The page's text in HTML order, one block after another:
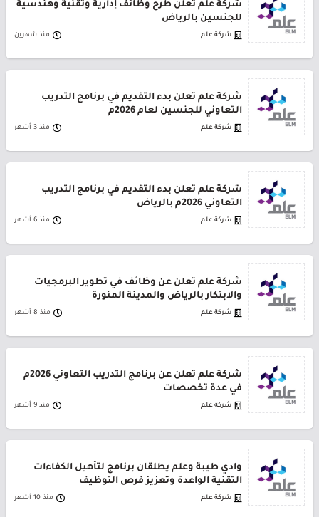
شركة علم تعلن طرح وظائف إدارية وتقنية وهندسية
للجنسين بالرياض
شركة علم منذ شهرين
شركة علم تعلن بدء التقديم في برنامج التدريب
التعاوني للجنسين لعام 2026م
شركة علم منذ 3 أشهر
شركة علم تعلن بدء التقديم في برنامج التدريب
التعاوني 2026م بالرياض
شركة علم منذ 6 أشهر
شركة علم تعلن عن وظائف في تطوير البرمجيات
والابتكار بالرياض والمدينة المنورة
شركة علم منذ 8 أشهر
شركة علم تعلن عن برنامج التدريب التعاوني 2026م
في عدة تخصصات
شركة علم منذ 9 أشهر
وادي طيبة وعلم يطلقان برنامج لتأهيل الكفاءات
التقنية الواعدة وتعزيز فرص التوظيف
شركة علم منذ 10 أشهر